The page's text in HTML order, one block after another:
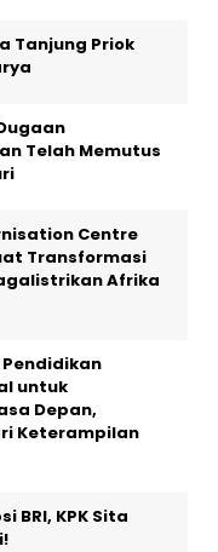
Tanjung Priok
Telah Memutus
Centre
Transformasi
Afrika
Pendidikan
untuk
Depan,
Keterampilan
BRI, KPK Sita